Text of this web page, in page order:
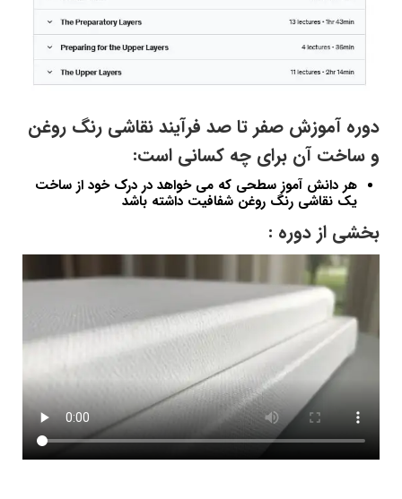
دوره آموزش صفر تا صد فرآیند نقاشی رنگ روغن
و ساخت آن برای چه کسانی است:
هر دانش آموز سطحی که می خواهد در درک خود از ساخت
یک نقاشی رنگ روغن شفافیت داشته باشد
بخشی از دوره :